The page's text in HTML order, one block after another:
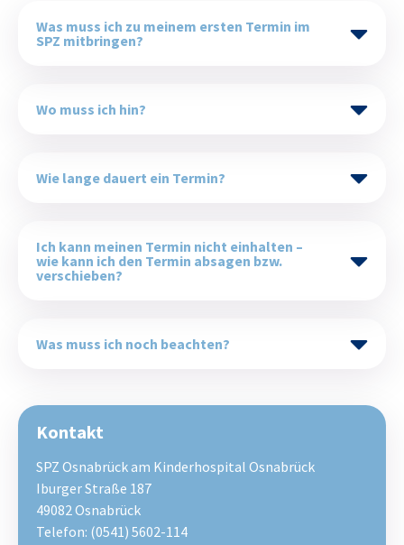
Was muss ich zu meinem ersten Termin im
SPZ mitbringen?
Wo muss ich hin?
Wie lange dauert ein Termin?
Ich kann meinen Termin nicht einhalten –
wie kann ich den Termin absagen bzw.
verschieben?
Was muss ich noch beachten?
Kontakt
SPZ Osnabrück am Kinderhospital Osnabrück
Iburger Straße 187
49082 Osnabrück
Telefon: (0541) 5602-114